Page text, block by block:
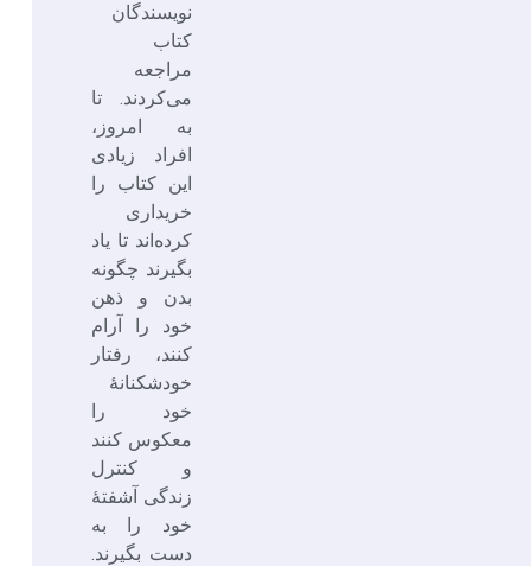
نویسندگان
کتاب
مراجعه
می‌کردند. تا
به امروز،
افراد زیادی
این کتاب را
خریداری
کرده‌اند تا یاد
بگیرند چگونه
بدن و ذهن
خود را آرام
کنند، رفتار
خودشکنانۀ
خود را
معکوس کنند
و کنترل
زندگی آشفتۀ
خود را به
دست بگیرند.